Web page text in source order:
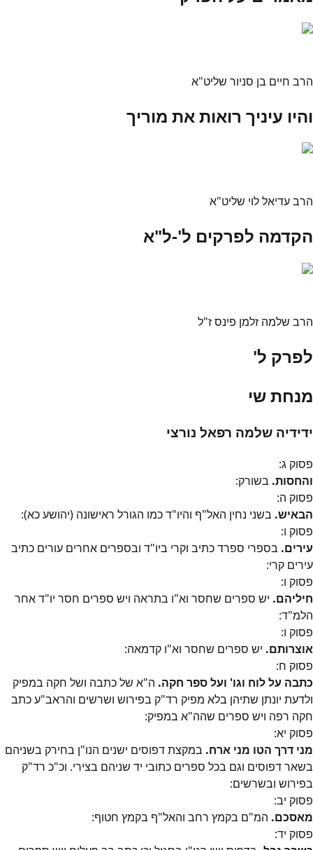
הרב חיים בן סניור שליט"א
והיו עיניך רואות את מוריך
הרב עדיאל לוי שליט"א
הקדמה לפרקים ל'-ל"א
הרב שלמה זלמן פינס ז"ל
לפרק ל'
מנחת שי
ידידיה שלמה רפאל נורצי
פסוק ג:
והחסות. בשורק:
פסוק ה:
הבאיש. בשני נחין האל"ף והיו"ד כמו הגורל ראישונה (יהושע כא):
פסוק ו:
עירים. בספרי ספרד כתיב וקרי ביו"ד ובספרים אחרים עורים כתיב
עירים קרי:
פסוק ו:
חיליהם. יש ספרים שחסר וא"ו בתראה ויש ספרים חסר יו"ד אחר
הלמ"ד:
פסוק ו:
אוצרותם. יש ספרים שחסר וא"ו קדמאה:
פסוק ח:
כתבה על לוח וגו' ועל ספר חקה. ה"א של כתבה ושל חקה במפיק
ולדעת יונתן שתיהן בלא מפיק רד"ק בפירוש ושרשים והראב"ע כתב
חקה רפה ויש ספרים שהה"א במפיק:
פסוק יא:
מני דרך הטו מני ארח. במקצת דפוסים ישנים הנו"ן בחירק בשניהם
בשאר דפוסים וגם בכל ספרים כתובי יד שניהם בצירי. וכ"כ רד"ק
בפירוש ובשרשים:
פסוק יב:
מאסכם. המ"ם בקמץ רחב והאל"ף בקמץ חטוף:
פסוק יד: